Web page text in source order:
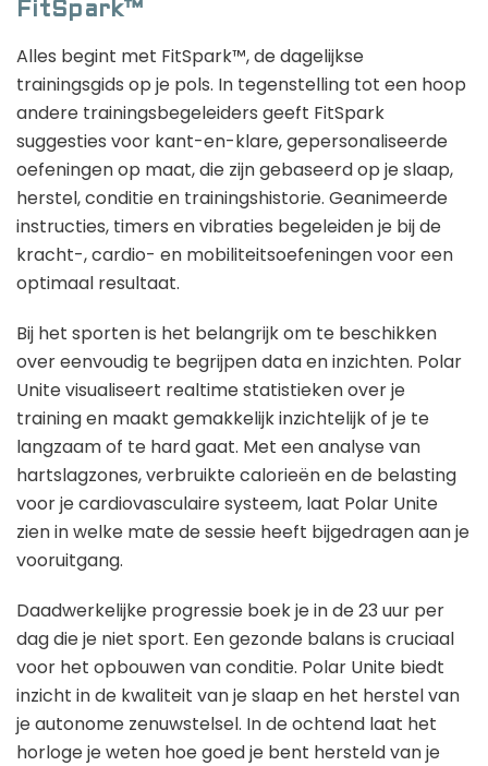
FitSpark™
Alles begint met FitSpark™, de dagelijkse
trainingsgids op je pols. In tegenstelling tot een hoop
andere trainingsbegeleiders geeft FitSpark
suggesties voor kant-en-klare, gepersonaliseerde
oefeningen op maat, die zijn gebaseerd op je slaap,
herstel, conditie en trainingshistorie. Geanimeerde
instructies, timers en vibraties begeleiden je bij de
kracht-, cardio- en mobiliteitsoefeningen voor een
optimaal resultaat.
Bij het sporten is het belangrijk om te beschikken
over eenvoudig te begrijpen data en inzichten. Polar
Unite visualiseert realtime statistieken over je
training en maakt gemakkelijk inzichtelijk of je te
langzaam of te hard gaat. Met een analyse van
hartslagzones, verbruikte calorieën en de belasting
voor je cardiovasculaire systeem, laat Polar Unite
zien in welke mate de sessie heeft bijgedragen aan je
vooruitgang.
Daadwerkelijke progressie boek je in de 23 uur per
dag die je niet sport. Een gezonde balans is cruciaal
voor het opbouwen van conditie. Polar Unite biedt
inzicht in de kwaliteit van je slaap en het herstel van
je autonome zenuwstelsel. In de ochtend laat het
horloge je weten hoe goed je bent hersteld van je